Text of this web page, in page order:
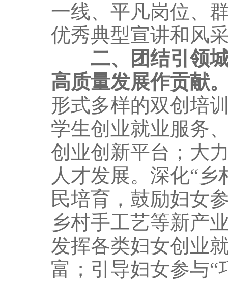
一线、平凡岗位、
优秀典型宣讲和风
二、团结引领
高质量发展作贡献
形式多样的双创培
学生创业就业服务
创业创新平台；大
人才发展。深化“
民培育，鼓励妇女
乡村手工艺等新产
发挥各类妇女创业
富；引导妇女参与“